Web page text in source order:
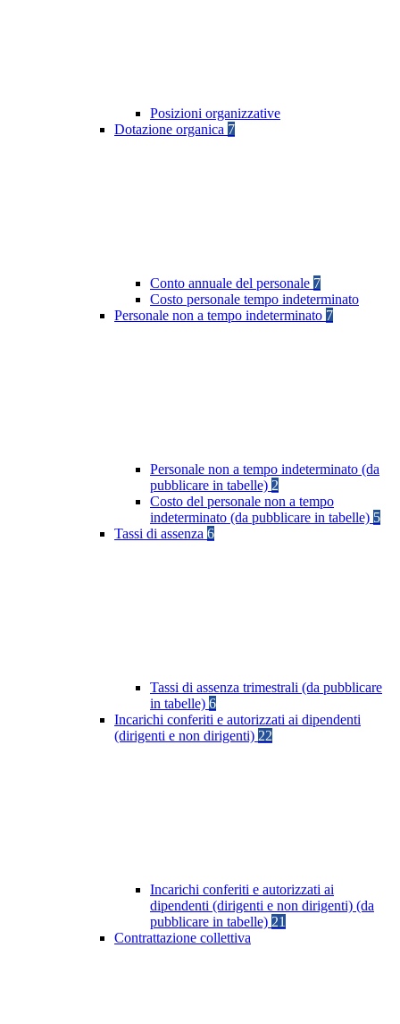
Posizioni organizzative
Dotazione organica 7
Conto annuale del personale 7
Costo personale tempo indeterminato
Personale non a tempo indeterminato 7
Personale non a tempo indeterminato (da
pubblicare in tabelle) 2
Costo del personale non a tempo
indeterminato (da pubblicare in tabelle) 5
Tassi di assenza 6
Tassi di assenza trimestrali (da pubblicare
in tabelle) 6
Incarichi conferiti e autorizzati ai dipendenti
(dirigenti e non dirigenti) 22
Incarichi conferiti e autorizzati ai
dipendenti (dirigenti e non dirigenti) (da
pubblicare in tabelle) 21
Contrattazione collettiva